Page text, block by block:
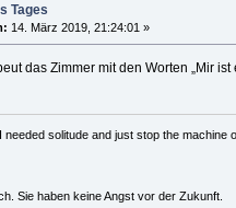
Tages
14. März 2019, 21:24:01 »
das Zimmer mit den Worten „Mir
solitude and just stop the
Sie haben keine Angst vor der Zukunft.